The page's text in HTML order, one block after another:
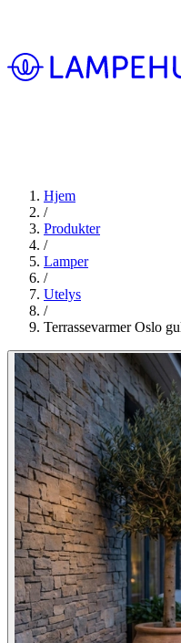
Hjem
/
Produkter
/
Lamper
/
Utelys
/
Terrassevarmer Oslo